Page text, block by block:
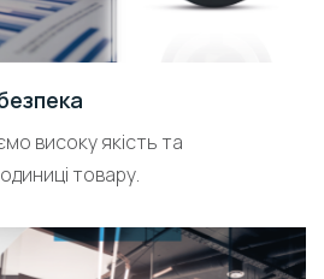
високу якість та
товару.